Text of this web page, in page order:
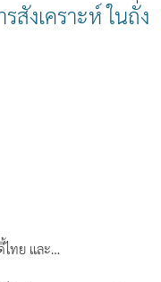
สังเคราะห์ ในถั่ง
ไทย และ…